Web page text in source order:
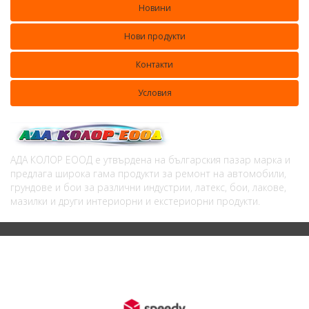
Новини
Нови продукти
Контакти
Условия
АДА КОЛОР ЕООД е утвърдена на българския пазар марка и
предлага широка гама продукти за ремонт на автомобили,
грундове и бои за различни индустрии, латекс, бои, лакове,
мазилки и други интериорни и екстериорни продукти.